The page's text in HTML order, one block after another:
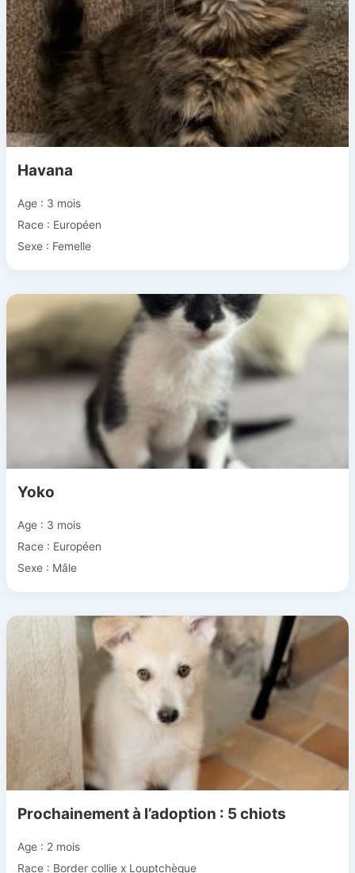
Havana
Age : 3 mois
Race : Européen
Sexe : Femelle
Yoko
Age : 3 mois
Race : Européen
Sexe : Mâle
Prochainement à l’adoption : 5 chiots
Age : 2 mois
Race : Border collie x Louptchèque